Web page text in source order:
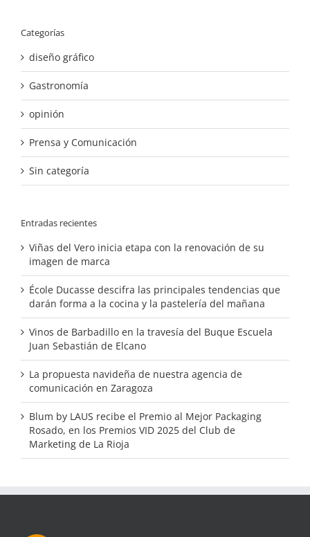
Categorías
diseño gráfico
Gastronomía
opinión
Prensa y Comunicación
Sin categoría
Entradas recientes
Viñas del Vero inicia etapa con la renovación de su
imagen de marca
École Ducasse descifra las principales tendencias que
darán forma a la cocina y la pastelería del mañana
Vinos de Barbadillo en la travesía del Buque Escuela
Juan Sebastián de Elcano
La propuesta navideña de nuestra agencia de
comunicación en Zaragoza
Blum by LAUS recibe el Premio al Mejor Packaging
Rosado, en los Premios VID 2025 del Club de
Marketing de La Rioja